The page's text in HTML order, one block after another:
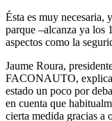
Ésta es muy necesaria,
parque –alcanza ya los
aspectos como la
Jaume Roura,
FACONAUTO, explica
estado un poco por
en cuenta que
cierta medida gracias a